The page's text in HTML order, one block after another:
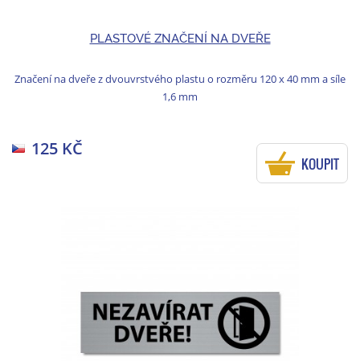
PLASTOVÉ ZNAČENÍ NA DVEŘE
Značení na dveře z dvouvrstvého plastu o rozměru 120 x 40 mm a síle
1,6 mm
125 KČ
KOUPIT